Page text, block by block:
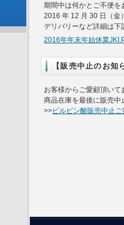
期間中は何かとご不便
2016 年 12 月 30 日（金
デリバリーなど詳細は下
2016年年末年始休業
【販売中止のお知
お客様からご愛顧頂い
商品在庫を最後に販売中
>>ピルビン酸販売中止ご